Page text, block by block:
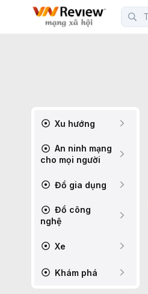
Xu hướng
An ninh mạng
cho mọi người
Đồ gia dụng
Đồ công
nghệ
Xe
Khám phá